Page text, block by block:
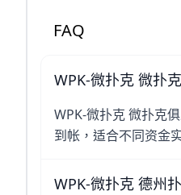
FAQ
WPK-微扑克 微扑
WPK-微扑克 微扑克
到帐，适合不同资金
WPK-微扑克 德州